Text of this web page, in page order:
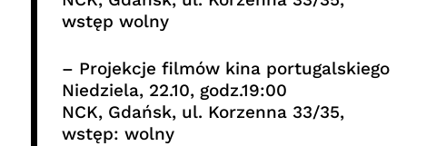
wstęp wolny
– Projekcje filmów kina portugalskiego
Niedziela, 22.10, godz.19:00
NCK, Gdańsk, ul. Korzenna 33/35,
wstęp: wolny